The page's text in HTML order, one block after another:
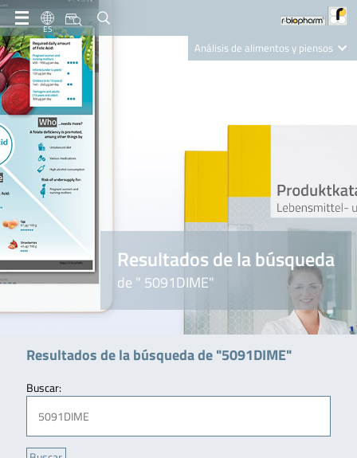
ES
Análisis de alimentos y piensos
Nutrition Care
Resultados de la búsqueda
de " 5091DIME"
Resultados de la búsqueda de "5091DIME"
Buscar: